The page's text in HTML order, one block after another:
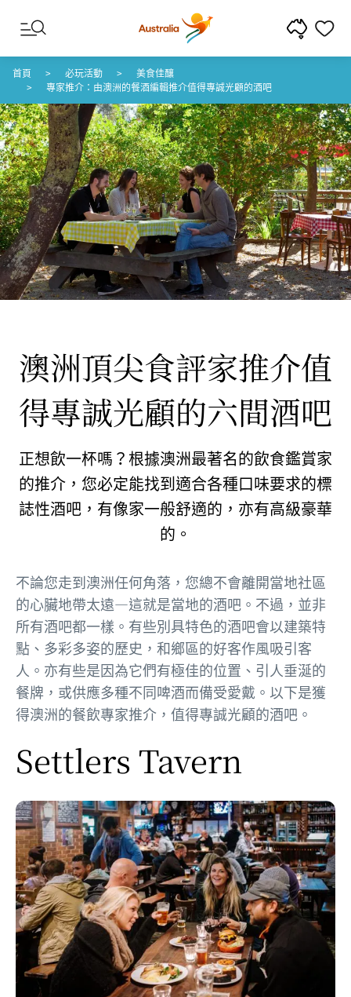
跳至內容
跳至頁尾導覽
首頁 必玩活動
美食佳釀
專家推介：由澳洲的餐酒編輯推介值得專誠光顧的酒吧
澳洲頂尖食評家推介值
得專誠光顧的六間酒吧
正想飲一杯嗎？根據澳洲最著名的飲食鑑賞家
的推介，您必定能找到適合各種口味要求的標
誌性酒吧，有像家一般舒適的，亦有高級豪華
的。
不論您走到澳洲任何角落，您總不會離開當地社區
的心臟地帶太遠—這就是當地的酒吧。不過，並非
所有酒吧都一樣。有些別具特色的酒吧會以建築特
點、多彩多姿的歷史，和鄉區的好客作風吸引客
人。亦有些是因為它們有極佳的位置、引人垂涎的
餐牌，或供應多種不同啤酒而備受愛戴。以下是獲
得澳洲的餐飲專家推介，​值得專誠光顧的酒吧。
Settlers Tavern